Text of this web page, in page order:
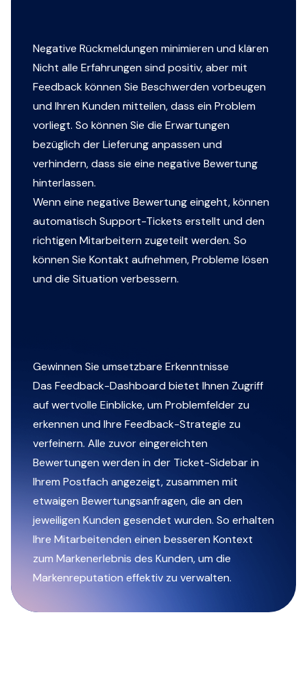
Negative Rückmeldungen minimieren und klären
Nicht alle Erfahrungen sind positiv, aber mit
Feedback können Sie Beschwerden vorbeugen
und Ihren Kunden mitteilen, dass ein Problem
vorliegt. So können Sie die Erwartungen
bezüglich der Lieferung anpassen und
verhindern, dass sie eine negative Bewertung
hinterlassen.
Wenn eine negative Bewertung eingeht, können
automatisch Support-Tickets erstellt und den
richtigen Mitarbeitern zugeteilt werden. So
können Sie Kontakt aufnehmen, Probleme lösen
und die Situation verbessern.
Gewinnen Sie umsetzbare Erkenntnisse
Das Feedback-Dashboard bietet Ihnen Zugriff
auf wertvolle Einblicke, um Problemfelder zu
erkennen und Ihre Feedback-Strategie zu
verfeinern. Alle zuvor eingereichten
Bewertungen werden in der Ticket-Sidebar in
Ihrem Postfach angezeigt, zusammen mit
etwaigen Bewertungsanfragen, die an den
jeweiligen Kunden gesendet wurden. So erhalten
Ihre Mitarbeitenden einen besseren Kontext
zum Markenerlebnis des Kunden, um die
Markenreputation effektiv zu verwalten.